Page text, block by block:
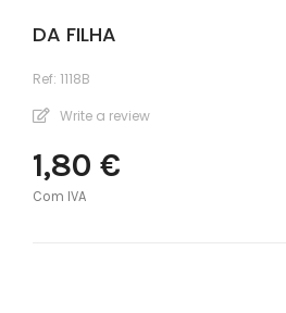
DA FILHA
Ref: 1118B
Write a review
1,80 €
Com IVA